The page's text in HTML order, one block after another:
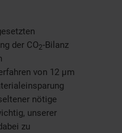
der CO2-Bilanz
von 12 µm
nötige
unserer
zu